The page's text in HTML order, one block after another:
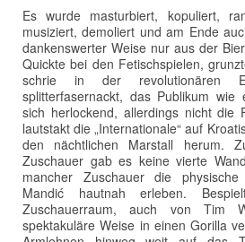
Es wurde masturbiert, kopuliert,
musiziert, demoliert und am Ende
dankenswerter Weise nur aus der
Quickte bei den Fetischspielen,
schrie in der revolutionären
splitterfasernackt, das Publikum wie
sich herlockend, allerdings nicht die
lautstakt die „Internationale“ auf
den nächtlichen Marstall herum.
Zuschauer gab es keine vierte
mancher Zuschauer die
Mandić hautnah erleben.
Zuschauerraum, auch von Tim
spektakuläre Weise in einen Gorilla